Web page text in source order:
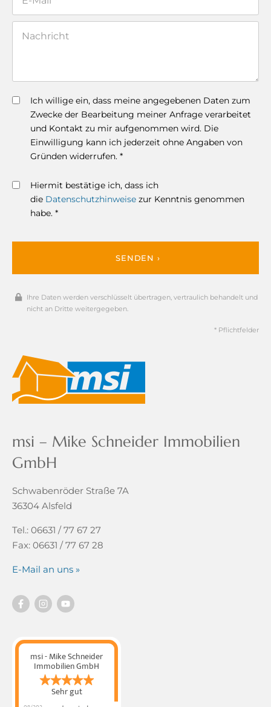
Ich willige ein, dass meine angegebenen Daten zum
Zwecke der Bearbeitung meiner Anfrage verarbeitet
und Kontakt zu mir aufgenommen wird. Die
Einwilligung kann ich jederzeit ohne Angaben von
Gründen widerrufen. *
Hiermit bestätige ich, dass ich
die Datenschutzhinweise zur Kenntnis genommen
habe. *
SENDEN ›
Ihre Daten werden verschlüsselt übertragen, vertraulich behandelt und
nicht an Dritte weitergegeben.
* Pflichtfelder
msi – Mike Schneider Immobilien
GmbH
Schwabenröder Straße 7A
36304 Alsfeld
Tel.: 06631 / 77 67 27
Fax: 06631 / 77 67 28
E-Mail an uns »
msi - Mike Schneider
Immobilien GmbH
Sehr gut